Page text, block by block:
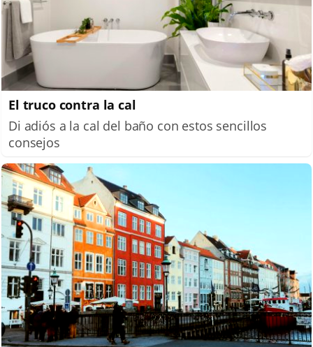
El truco contra la cal
Di adiós a la cal del baño con estos sencillos
consejos